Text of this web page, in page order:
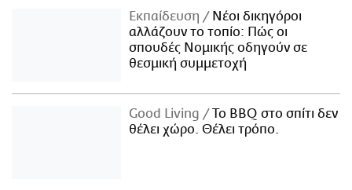
Εκπαίδευση
Νέοι δικηγόροι
αλλάζουν το τοπίο: Πώς οι
σπουδές Νομικής οδηγούν σε
θεσμική συμμετοχή
Good Living
Το BBQ στο σπίτι δεν
θέλει χώρο. Θέλει τρόπο.